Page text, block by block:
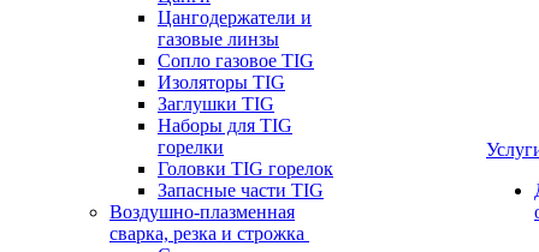
Цангодержатели и
газовые линзы
Сопло газовое TIG
Изоляторы TIG
Заглушки TIG
Наборы для TIG
горелки
Головки TIG горелок
Запасные части TIG
Воздушно-плазменная
сварка, резка и строжка